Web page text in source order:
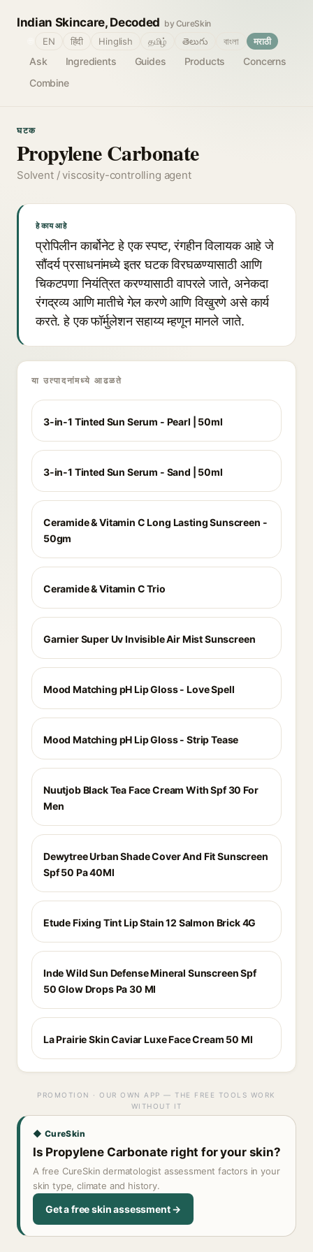
Indian Skincare, Decoded by CureSkin
Ask Ingredients Guides Products
Concerns
Combine
EN हिंदी Hinglish தமிழ் తెలుగు বাংলা मराठी
घटक
Propylene Carbonate
Solvent / viscosity-controlling agent
हे काय आहे
प्रोपिलीन कार्बोनेट हे एक स्पष्ट, रंगहीन विलायक आहे जे
सौंदर्य प्रसाधनांमध्ये इतर घटक विरघळण्यासाठी आणि
चिकटपणा नियंत्रित करण्यासाठी वापरले जाते, अनेकदा
रंगद्रव्य आणि मातीचे गेल करणे आणि विखुरणे असे कार्य
करते. हे एक फॉर्मुलेशन सहाय्य म्हणून मानले जाते.
या उत्पादनांमध्ये आढळते
3-in-1 Tinted Sun Serum - Pearl | 50ml
3-in-1 Tinted Sun Serum - Sand | 50ml
Ceramide & Vitamin C Long Lasting Sunscreen -
50gm
Ceramide & Vitamin C Trio
Garnier Super Uv Invisible Air Mist Sunscreen
Mood Matching pH Lip Gloss - Love Spell
Mood Matching pH Lip Gloss - Strip Tease
Nuutjob Black Tea Face Cream With Spf 30 For
Men
Dewytree Urban Shade Cover And Fit Sunscreen
Spf 50 Pa 40Ml
Etude Fixing Tint Lip Stain 12 Salmon Brick 4G
Inde Wild Sun Defense Mineral Sunscreen Spf
50 Glow Drops Pa 30 Ml
La Prairie Skin Caviar Luxe Face Cream 50 Ml
PROMOTION · OUR OWN APP — THE FREE TOOLS WORK
WITHOUT IT
◆ CureSkin
Is Propylene Carbonate right for your skin?
A free CureSkin dermatologist assessment factors in your
skin type, climate and history.
Get a free skin assessment →